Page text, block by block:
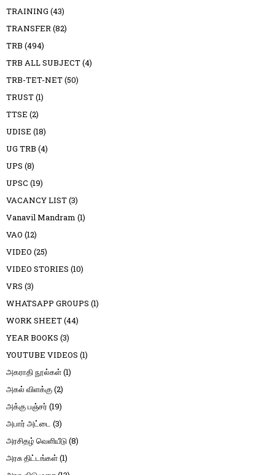
TRAINING (43)
TRANSFER(82)
TRB (494)
TRB ALL SUBJECT(4)
TRB-TET-NET(50)
TRUST(1)
TTSE (2)
UDISE (18)
UG TRB (4)
UPS (8)
UPSC (19)
VACANCY LIST(3)
Vanavil Mandram (1)
VAO (12)
VIDEO (25)
VIDEO STORIES (10)
VRS (3)
WHATSAPP GROUPS (1)
WORK SHEET(44)
YEAR BOOKS (3)
YOUTUBE VIDEOS (1)
அகராதி நூல்கள்(1)
அகல் விளக்கு(2)
அக்கு பஞ்சர் (19)
அபார் அட்டை (3)
அரசிதழ் வெளியீடு(8)
அரசு திட்டங்கள்(1)